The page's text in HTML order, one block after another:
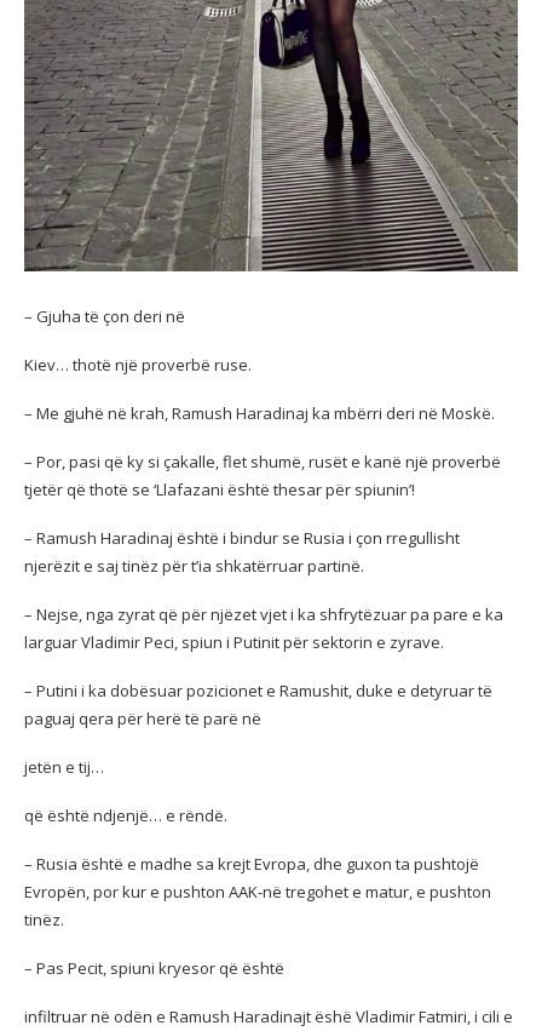
– Gjuha të çon deri në
Kiev… thotë një proverbë ruse.
– Me gjuhë në krah, Ramush Haradinaj ka mbërri deri në Moskë.
– Por, pasi që ky si çakalle, flet shumë, rusët e kanë një proverbë
tjetër që thotë se ‘Llafazani është thesar për spiunin’!
– Ramush Haradinaj është i bindur se Rusia i çon rregullisht
njerëzit e saj tinëz për t’ia shkatërruar partinë.
– Nejse, nga zyrat që për njëzet vjet i ka shfrytëzuar pa pare e ka
larguar Vladimir Peci, spiun i Putinit për sektorin e zyrave.
– Putini i ka dobësuar pozicionet e Ramushit, duke e detyruar të
paguaj qera për herë të parë në
jetën e tij…
që është ndjenjë… e rëndë.
– Rusia është e madhe sa krejt Evropa, dhe guxon ta pushtojë
Evropën, por kur e pushton AAK-në tregohet e matur, e pushton
tinëz.
– Pas Pecit, spiuni kryesor që është
infiltruar në odën e Ramush Haradinajt ëshë Vladimir Fatmiri, i cili e